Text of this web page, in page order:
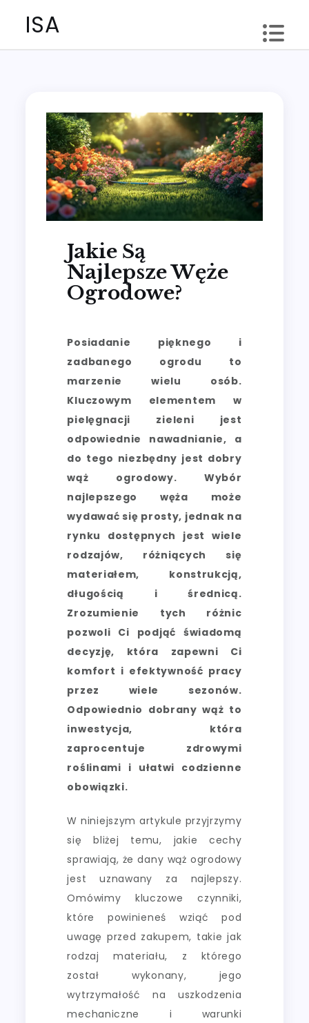
ISA
Jakie Są
Najlepsze Węże
Ogrodowe?
Posiadanie pięknego i
zadbanego ogrodu to
marzenie wielu osób.
Kluczowym elementem w
pielęgnacji zieleni jest
odpowiednie nawadnianie, a
do tego niezbędny jest dobry
wąż ogrodowy. Wybór
najlepszego węża może
wydawać się prosty, jednak na
rynku dostępnych jest wiele
rodzajów, różniących się
materiałem, konstrukcją,
długością i średnicą.
Zrozumienie tych różnic
pozwoli Ci podjąć świadomą
decyzję, która zapewni Ci
komfort i efektywność pracy
przez wiele sezonów.
Odpowiednio dobrany wąż to
inwestycja, która
zaprocentuje zdrowymi
roślinami i ułatwi codzienne
obowiązki.
W niniejszym artykule przyjrzymy
się bliżej temu, jakie cechy
sprawiają, że dany wąż ogrodowy
jest uznawany za najlepszy.
Omówimy kluczowe czynniki,
które powinieneś wziąć pod
uwagę przed zakupem, takie jak
rodzaj materiału, z którego
został wykonany, jego
wytrzymałość na uszkodzenia
mechaniczne i warunki